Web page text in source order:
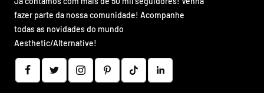
fazer parte da nossa comunidade! Acompanhe
todas as novidades do mundo
Aesthetic/Alternative!